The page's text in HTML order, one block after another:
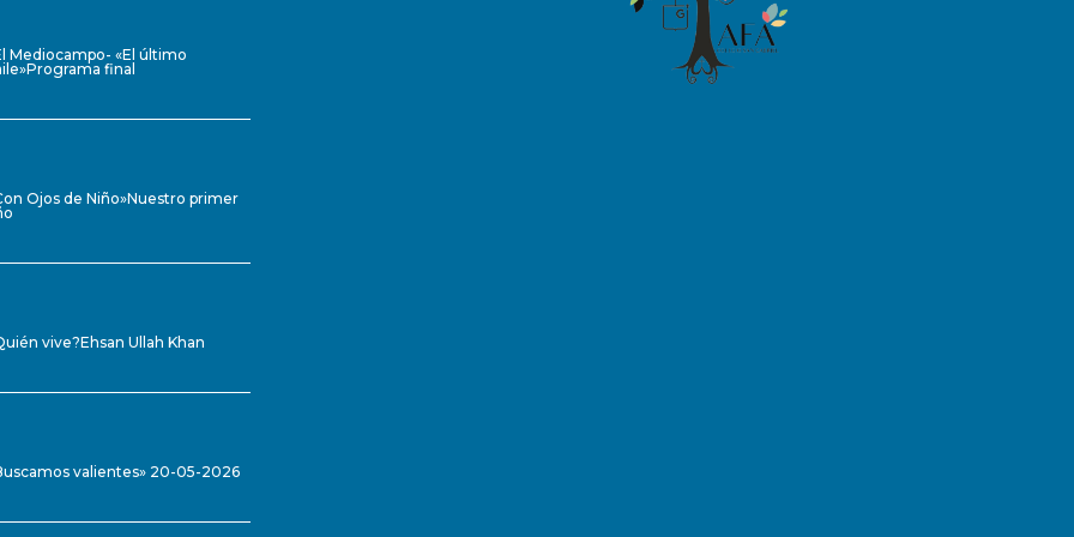
Mediocampo- «El último
final
Ojos de Niño»Nuestro primer
vive?Ehsan Ullah Khan
valientes» 20-05-2026